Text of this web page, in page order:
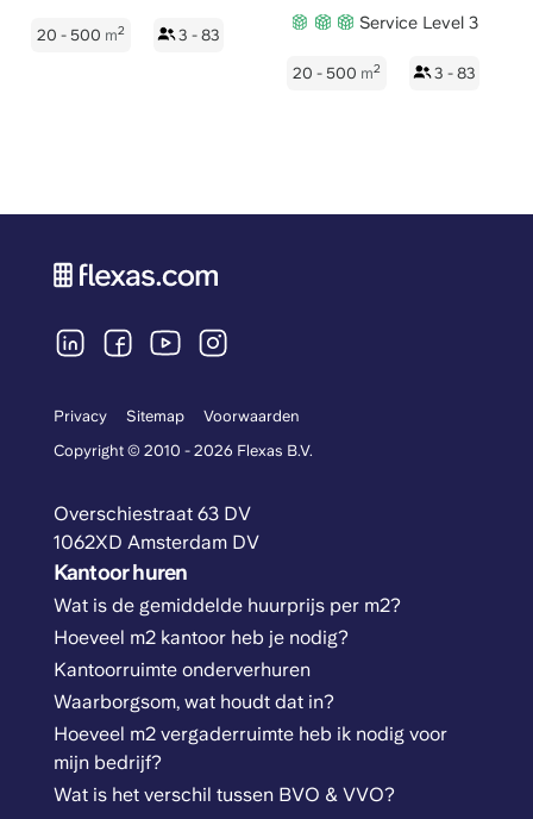
20 - 500 m2 3 - 83
Service Level 3
20 - 500 m2 3 - 83
Privacy Sitemap
Voorwaarden
Copyright © 2010 - 2026 Flexas B.V.
Overschiestraat 63 DV
1062XD Amsterdam DV
Kantoor huren
Wat is de gemiddelde huurprijs per m2?
Hoeveel m2 kantoor heb je nodig?
Kantoorruimte onderverhuren
Waarborgsom, wat houdt dat in?
Hoeveel m2 vergaderruimte heb ik nodig voor
mijn bedrijf?
Wat is het verschil tussen BVO & VVO?